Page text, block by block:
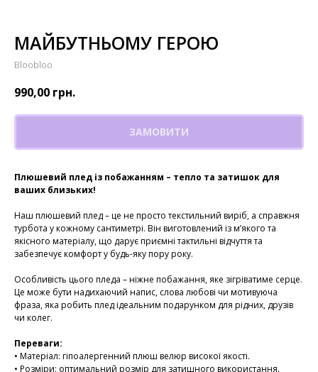
МАЙБУТНЬОМУ ГЕРОЮ
Bloobloo
990,00 грн.
ЗАМОВИТИ
Плюшевий плед із побажанням – тепло та затишок для
ваших близьких!
Наш плюшевий плед – це не просто текстильний виріб, а справжня
турбота у кожному сантиметрі. Він виготовлений із м’якого та
якісного матеріалу, що дарує приємні тактильні відчуття та
забезпечує комфорт у будь-яку пору року.
Особливість цього пледа – ніжне побажання, яке зігріватиме серце.
Це може бути надихаючий напис, слова любові чи мотивуюча
фраза, яка робить плед ідеальним подарунком для рідних, друзів
чи колег.
Переваги:
• Матеріал: гіпоалергенний плюш велюр високої якості.
• Розміри: оптимальний розмір для затишного використання.